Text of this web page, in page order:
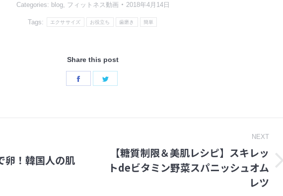
Categories: blog, フィットネス動画 2018年4月14日
Tags: エクササイズ お役立ち 歯磨き 簡単
Share this post
Share
卵！韓国人の肌
NEXT
Next
【糖質制限＆美肌レシピ】スキレッ
トdeビタミン野菜スパニッシュオム
レツ